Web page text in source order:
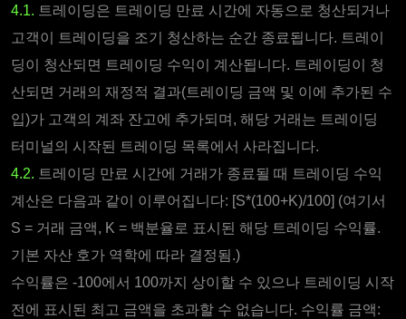
4.1. 트레이딩은 트레이딩 만료 시간에 자동으로 청산되거나
고객이 트레이딩을 조기 청산하는 순간 종료됩니다. 트레이
딩이 청산되면 트레이딩 수익이 계산됩니다. 트레이딩이 청
산되면 거래의 재정적 결과(트레이딩 금액 및 이에 추가된 수
입)가 고객의 계좌 잔고에 추가되며, 해당 거래는 트레이딩
터미널의 시작된 트레이딩 목록에서 사라집니다.
4.2. 트레이딩 만료 시간에 거래가 종료될 때 트레이딩 수익
계산은 다음과 같이 이루어집니다: [S*(100+K)/100] (여기서
S = 거래 금액, K = 백분율로 표시된 해당 트레이딩 수익률.
기본 자산 호가 역학에 따라 결정됨.)
수익률은 -100에서 100까지 상이할 수 있으나 트레이딩 시작
전에 표시된 최고 금액을 초과할 수 없습니다. 수익률 금액: